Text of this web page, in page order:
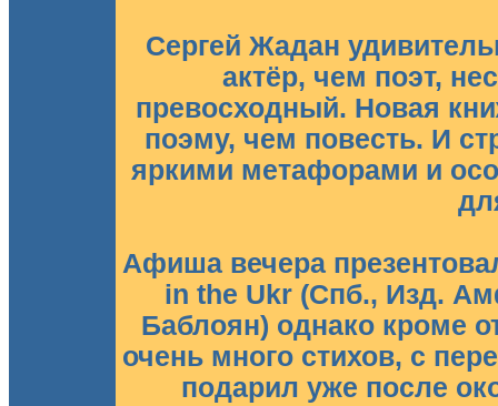
Сергей Жадан
актёр, чем поэт,
превосходный. Новая
поэму, чем повесть. И
яркими метафорами и
Афиша вечера
in the Ukr (Спб., Изд.
Баблоян) однако кроме
очень много стихов, с
подарил уже после